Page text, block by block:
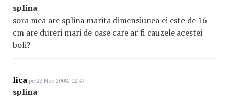
splina
sora mea are splina marita dimensiunea ei este de 16
cm are dureri mari de oase care ar fi cauzele acestei
boli?
lica pe 23 Nov 2008, 02:47
splina